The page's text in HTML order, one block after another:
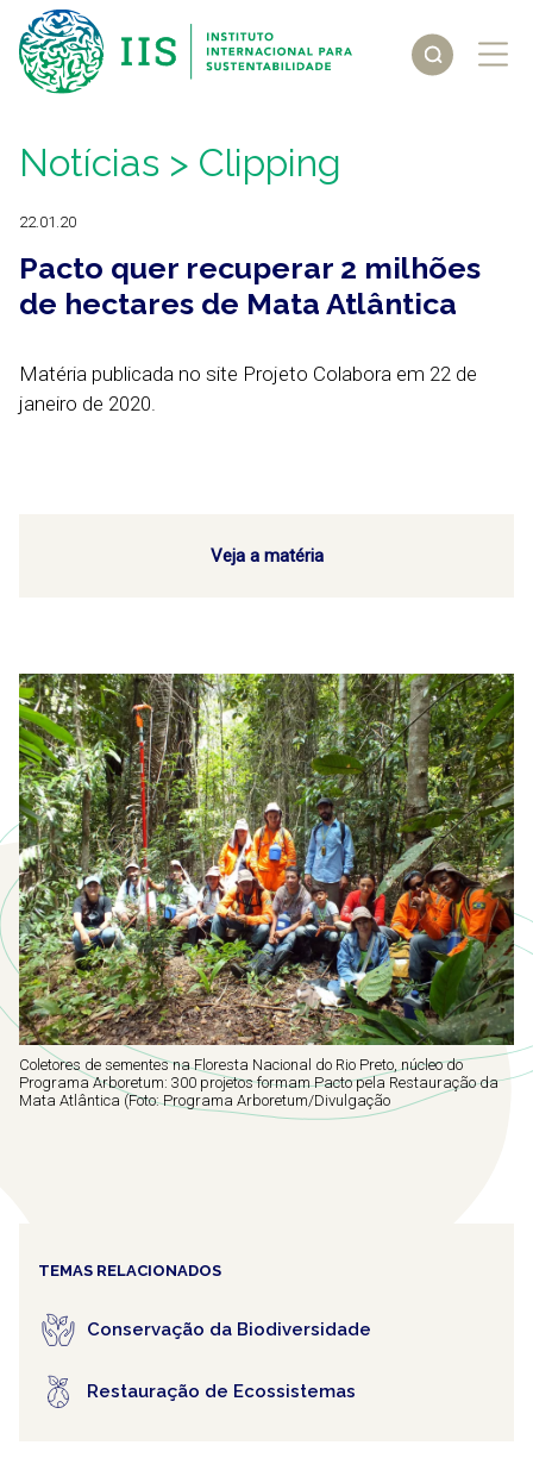
Notícias > Clipping
22.01.20
Pacto quer recuperar 2 milhões
de hectares de Mata Atlântica
Matéria publicada no site Projeto Colabora em 22 de
janeiro de 2020.
Veja a matéria
Coletores de sementes na Floresta Nacional do Rio Preto, núcleo do
Programa Arboretum: 300 projetos formam Pacto pela Restauração da
Mata Atlântica (Foto: Programa Arboretum/Divulgação
TEMAS RELACIONADOS
Conservação da Biodiversidade
Restauração de Ecossistemas